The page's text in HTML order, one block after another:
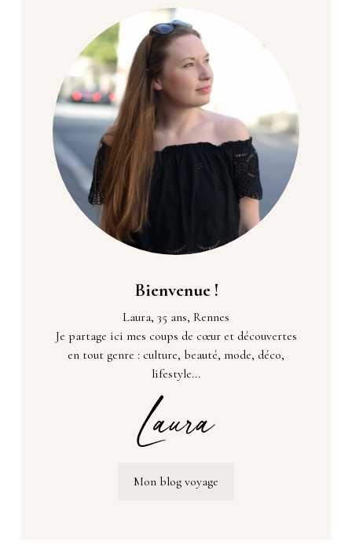
Bienvenue !
Laura, 35 ans, Rennes
Je partage ici mes coups de cœur et découvertes
en tout genre : culture, beauté, mode, déco,
lifestyle...
Mon blog voyage